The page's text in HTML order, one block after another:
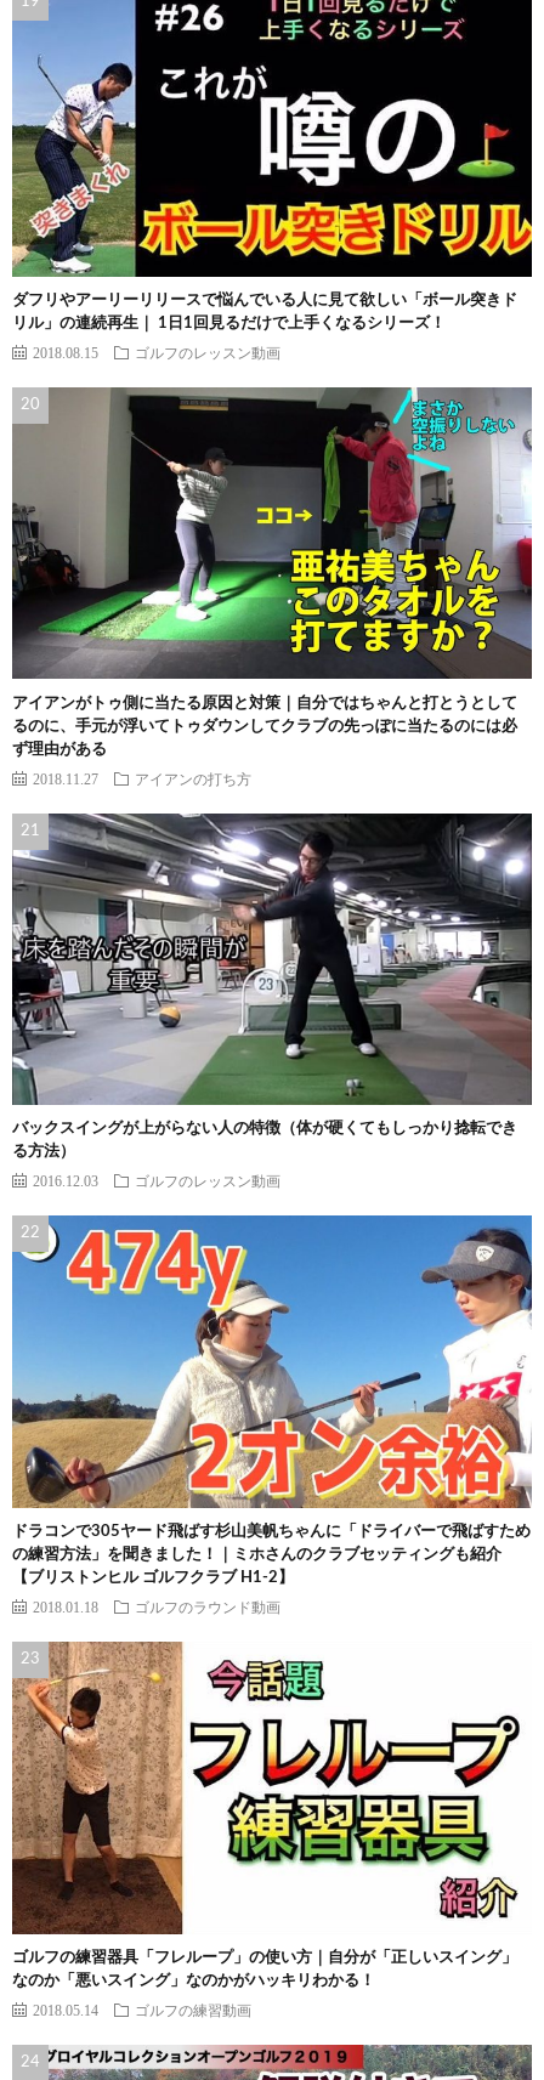
ダフリやアーリーリリースで悩んでいる人に見て欲しい「ボール突きド
リル」の連続再生｜ 1日1回見るだけで上手くなるシリーズ！
2018.08.15 ゴルフのレッスン動画
アイアンがトゥ側に当たる原因と対策｜自分ではちゃんと打とうとして
るのに、手元が浮いてトゥダウンしてクラブの先っぽに当たるのには必
ず理由がある
2018.11.27 アイアンの打ち方
バックスイングが上がらない人の特徴（体が硬くてもしっかり捻転でき
る方法）
2016.12.03 ゴルフのレッスン動画
ドラコンで305ヤード飛ばす杉山美帆ちゃんに「ドライバーで飛ばすため
の練習方法」を聞きました！｜ミホさんのクラブセッティングも紹介
【ブリストンヒル ゴルフクラブ H1-2】
2018.01.18 ゴルフのラウンド動画
ゴルフの練習器具「フレループ」の使い方｜自分が「正しいスイング」
なのか「悪いスイング」なのかがハッキリわかる！
2018.05.14 ゴルフの練習動画